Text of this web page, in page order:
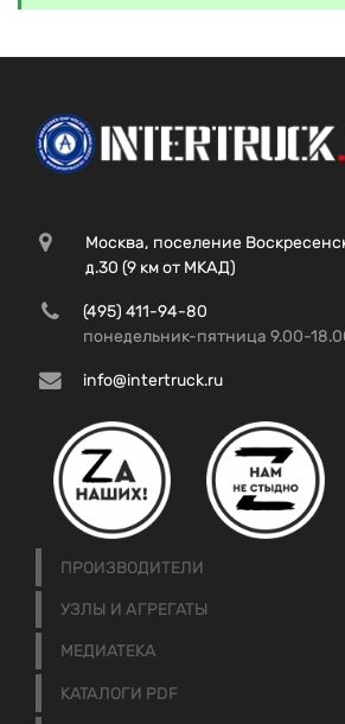
Москва, поселение
д.30 (9 км от МКАД)
(495) 411-94-80
понедельник-пятница 9.00-
info@intertruck.ru
ПРОИЗВОДИТЕЛИ
УЗЛЫ И АГРЕГАТЫ
МЕДИАТЕКА
КАТАЛОГИ PDF